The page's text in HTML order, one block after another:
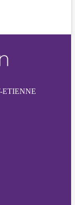
ETIENNE